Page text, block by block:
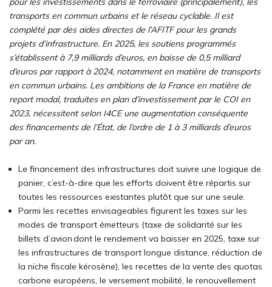
transports en commun urbains et le réseau cyclable. Il est
complété par des aides directes de l’AFITF pour les grands
projets d’infrastructure. En 2025, les soutiens programmés
s’établissent à 7,9 milliards d’euros, en baisse de 0,5 milliard
d’euros par rapport à 2024, notamment en matière de transports
en commun urbains. Les ambitions de la France en matière de
report modal, traduites en plan d’investissement par le COI en
2023, nécessitent selon I4CE une augmentation conséquente
des financements de l’État, de l’ordre de 1 à 3 milliards d’euros
par an.
Le financement des infrastructures doit suivre une logique de
panier, c’est-à-dire que les efforts doivent être répartis sur
toutes les ressources existantes plutôt que sur une seule.
Parmi les recettes envisageables figurent les taxes sur les
modes de transport émetteurs (taxe de solidarité sur les
billets d’avion dont le rendement va baisser en 2025, taxe sur
les infrastructures de transport longue distance, réduction de
la niche fiscale kérosène), les recettes de la vente des quotas
carbone européens, le versement mobilité, le renouvellement